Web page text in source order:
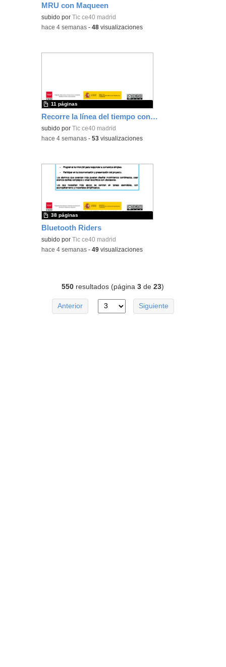
MRU con Maqueen
subido por Tic ce40 madrid
-hace 4 semanas -48 visualizaciones
Recorre la línea del tiempo con Maqueen
subido por Tic ce40 madrid
11 páginas
-hace 4 semanas -53 visualizaciones
Bluetooth Riders
subido por Tic ce40 madrid
38 páginas
-hace 4 semanas -49 visualizaciones
550 resultados (página3 de23)
Anterior Siguiente